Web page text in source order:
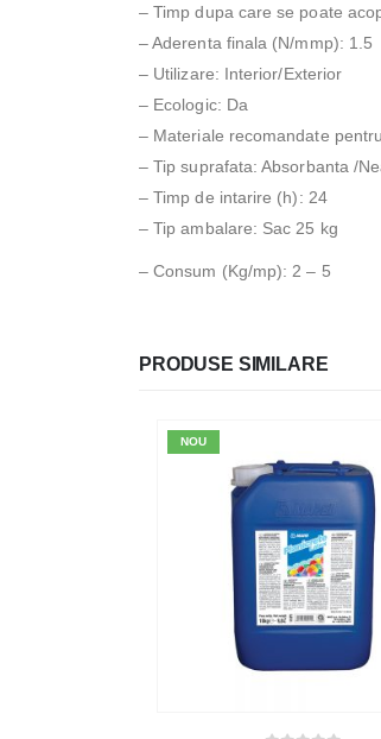
– Timp dupa care se poate
– Aderenta finala (N/mmp): 1.5
– Utilizare: Interior/Exterior
– Ecologic: Da
– Materiale recomandate
– Tip suprafata: Absorbanta /
– Timp de intarire (h): 24
– Tip ambalare: Sac 25 kg
– Consum (Kg/mp): 2 – 5
PRODUSE SIMILARE
NOU